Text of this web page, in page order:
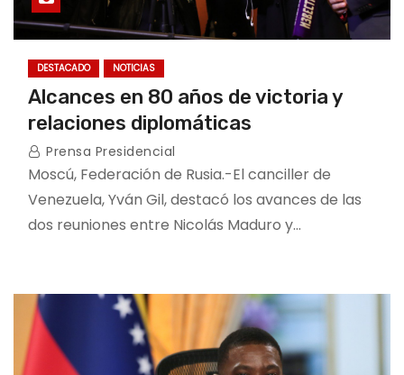
DESTACADO NOTICIAS
Alcances en 80 años de victoria y
relaciones diplomáticas
Prensa Presidencial
Moscú, Federación de Rusia.-El canciller de
Venezuela, Yván Gil, destacó los avances de las
dos reuniones entre Nicolás Maduro y…